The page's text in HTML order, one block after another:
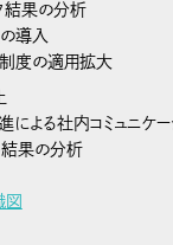
ク結果の分析
導入
制度の適用拡大
による社内コミュニケ
結果の分析
図